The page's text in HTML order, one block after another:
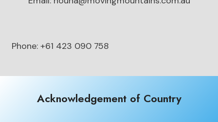
Phone: +61 423 090 758
Acknowledgement of Country